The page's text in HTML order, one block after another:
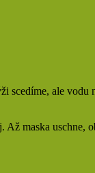
ale
Až maska